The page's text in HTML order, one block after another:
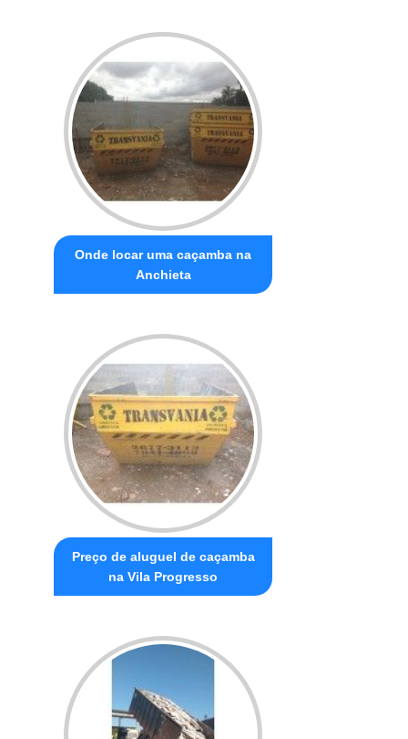
Onde locar uma caçamba na
Anchieta
Preço de aluguel de caçamba
na Vila Progresso